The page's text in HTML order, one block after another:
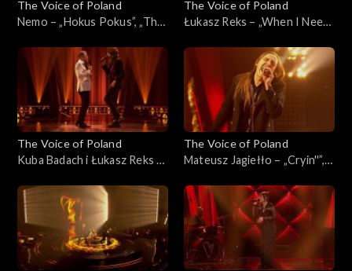
The Voice of Poland
Nemo – „Hokus Pokus”, „The
listopada 2025
The Voice of Poland
Łukasz Reks – „When I Need
Finał, 29 listopada 2025
The Voice of Poland
Kuba Badach i Łukasz Reks –
Poland”, Finał, 29 listopada
2025
The Voice of Poland
Mateusz Jagiełło – „Cryin''”,
29 listopada 2025